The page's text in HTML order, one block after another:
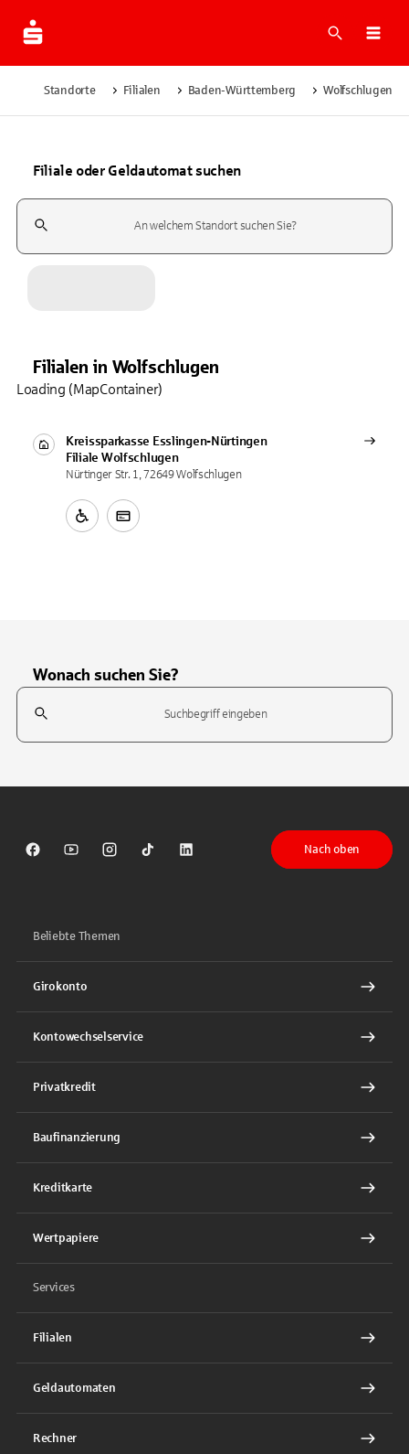
Suche
Standorte Filialen Baden-Württemberg Wolfschlugen
Filiale oder Geldautomat suchen
Suchfeld
Filialen in Wolfschlugen
Kreissparkasse Esslingen-Nürtingen
Filiale Wolfschlugen
Nürtinger Str. 1, 72649 Wolfschlugen
Loading (MapContainer)
Wonach suchen Sie?
Suchfeld
Sparkasse auf Facebook
Sparkasse auf Youtube
Sparkasse auf Instagram
Sparkasse auf TikTok
Sparkasse auf LinkedIn
Nach oben
Beliebte Themen
Girokonto
Kontowechselservice
Privatkredit
Baufinanzierung
Kreditkarte
Wertpapiere
Services
Filialen
Geldautomaten
Rechner